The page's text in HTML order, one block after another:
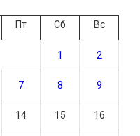
Пт Сб Вс
1 2
7 8 9
14 15 16